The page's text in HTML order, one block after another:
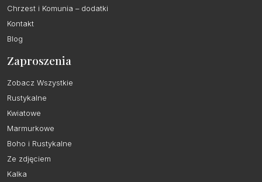
Chrzest i Komunia – dodatki
Kontakt
Blog
Zaproszenia
Zobacz Wszystkie
Rustykalne
Kwiatowe
Marmurkowe
Boho i Rustykalne
Ze zdjęciem
Kalka